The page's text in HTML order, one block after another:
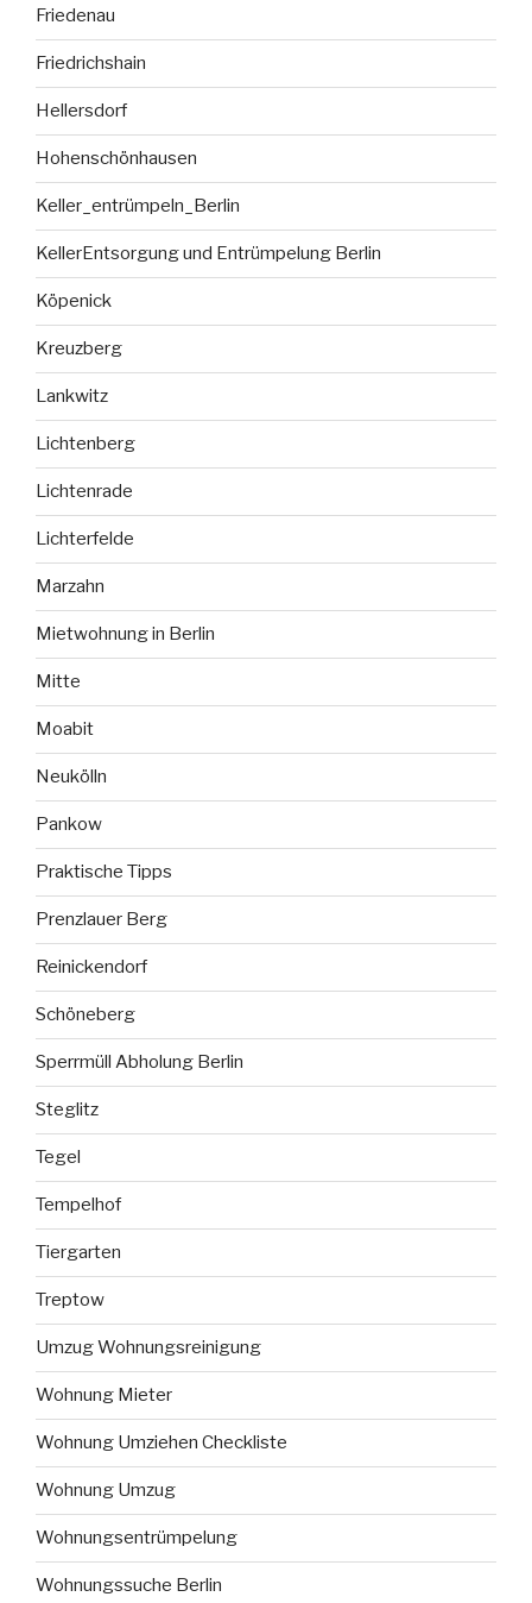
Friedenau
Friedrichshain
Hellersdorf
Hohenschönhausen
Keller_entrümpeln_Berlin
KellerEntsorgung und Entrümpelung Berlin
Köpenick
Kreuzberg
Lankwitz
Lichtenberg
Lichtenrade
Lichterfelde
Marzahn
Mietwohnung in Berlin
Mitte
Moabit
Neukölln
Pankow
Praktische Tipps
Prenzlauer Berg
Reinickendorf
Schöneberg
Sperrmüll Abholung Berlin
Steglitz
Tegel
Tempelhof
Tiergarten
Treptow
Umzug Wohnungsreinigung
Wohnung Mieter
Wohnung Umziehen Checkliste
Wohnung Umzug
Wohnungsentrümpelung
Wohnungssuche Berlin